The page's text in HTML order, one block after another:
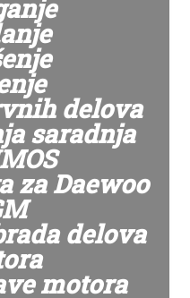
delova
saradnja
za Daewoo
delova
motora